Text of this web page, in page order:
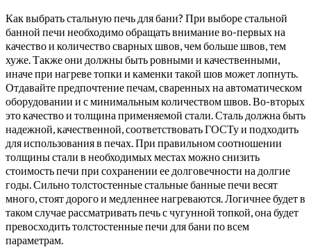
Как выбрать стальную печь для бани? При выборе стальной
банной печи необходимо обращать внимание во-первых на
качество и количество сварных швов, чем больше швов, тем
хуже. Также они должны быть ровными и качественными,
иначе при нагреве топки и каменки такой шов может лопнуть.
Отдавайте предпочтение печам, сваренных на автоматическом
оборудовании и с минимальным количеством швов. Во-вторых
это качество и толщина применяемой стали. Сталь должна быть
надежной, качественной, соответствовать ГОСТу и подходить
для использования в печах. При правильном соотношении
толщины стали в необходимых местах можно снизить
стоимость печи при сохранении ее долговечности на долгие
годы. Сильно толстостенные стальные банные печи весят
много, стоят дорого и медленнее нагреваются. Логичнее будет в
таком случае рассматривать печь с чугунной топкой, она будет
превосходить толстостенные печи для бани по всем
параметрам.